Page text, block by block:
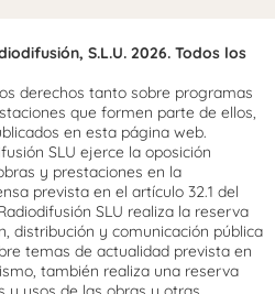
S.L.U. 2026. Todos los
derechos tanto sobre programas
que formen parte de ellos,
en esta página web.
SLU ejerce la oposición
y prestaciones en la
prevista en el artículo 32.1 del
SLU realiza la reserva
distribución y comunicación pública
temas de actualidad prevista en
también realiza una reserva